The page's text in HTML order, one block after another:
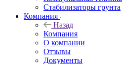
Стабилизаторы грунта
Компания
Назад
Компания
О компании
Отзывы
Документы